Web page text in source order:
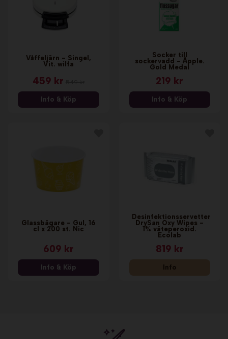
Våffeljärn - Singel,
Vit. wilfa
459 kr
Info & Köp
Socker till
sockervadd - Äpple.
Gold Medal
219 kr
Info & Köp
Glassbägare - Gul, 16
cl x 200 st. Nic
609 kr
Info & Köp
Desinfektionsservetter
DrySan Oxy Wipes -
1% väteperoxid.
Ecolab
819 kr
Info